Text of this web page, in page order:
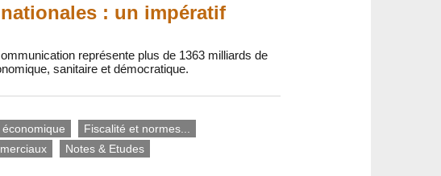
: un impératif
représente plus de 1363 milliards de
sanitaire et démocratique.
Fiscalité et normes...
Notes & Etudes